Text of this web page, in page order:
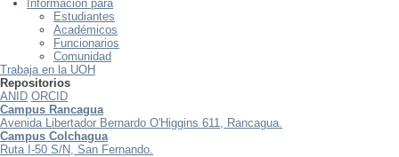
Información para
Estudiantes
Académicos
Funcionarios
Comunidad
Trabaja en la UOH
Repositorios
ANID ORCID
Campus Rancagua
Avenida Libertador Bernardo O'Higgins 611, Rancagua.
Campus Colchagua
Ruta I-50 S/N, San Fernando.